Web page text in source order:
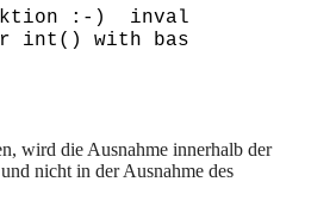
:-)  inval
int() with bas
wird die Ausnahme innerhalb der
nicht in der Ausnahme des